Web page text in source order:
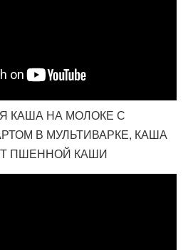
КАША НА МОЛОКЕ С
В МУЛЬТИВАРКЕ, КАША
ПШЕННОЙ КАШИ